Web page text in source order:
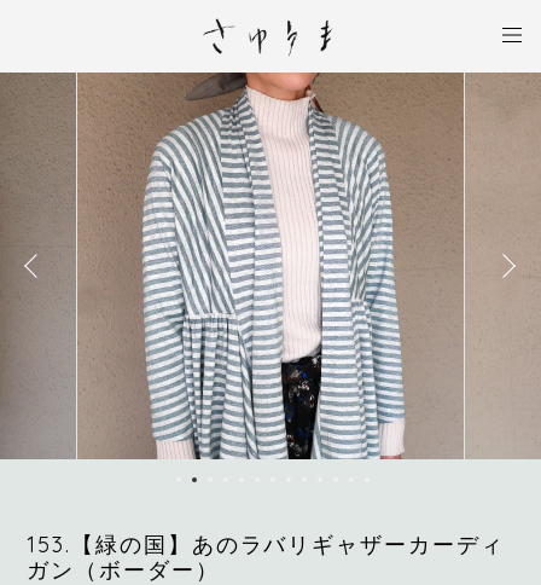
153.【緑の国】あのラバリギャザーカーディ
ガン（ボーダー）